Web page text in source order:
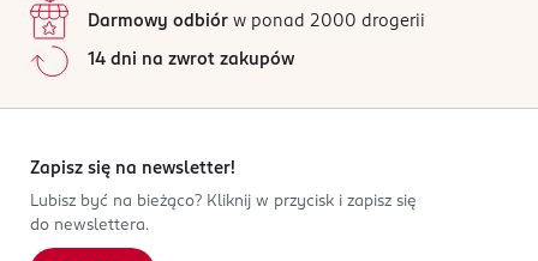
Darmowy odbiór w ponad 2000 drogerii
14 dni na zwrot zakupów
Zapisz się na newsletter!
Lubisz być na bieżąco? Kliknij w przycisk i zapisz się
do newslettera.